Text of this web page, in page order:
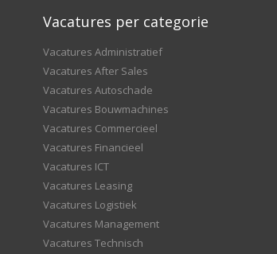
Vacatures per categorie
Vacatures Administratief
Vacatures After Sales
Vacatures Autoschade
Vacatures Bouwmachines
Vacatures Commercieel
Vacatures Financieel
Vacatures ICT
Vacatures Leasing
Vacatures Logistiek
Vacatures Management
Vacatures Technisch